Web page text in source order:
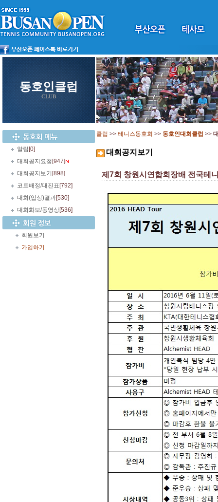
동호인클럽
CLUB
알림 [0]
대회공지요청 [947]
대회공지보기 [898]
코트배정/대진표 [792]
대회(입상)결과[530]
대회화보/동영상[536]
회원보기
가입하기
클럽 >> 테니스동호회 >> 동호인대회클럽 >>
대회공지보기
제7회 창원시연합회장배 전국테